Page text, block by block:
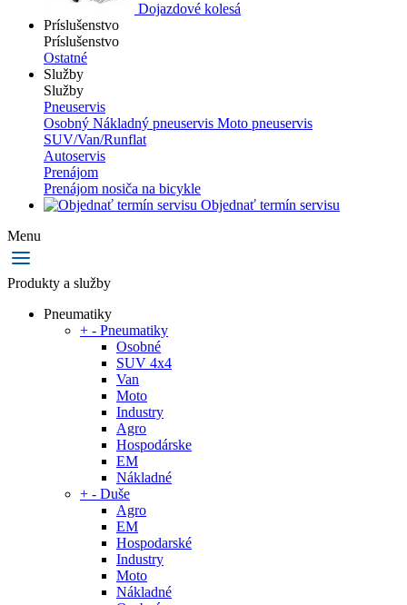
Dojazdové kolesá
Príslušenstvo
Príslušenstvo
Ostatné
Služby
Služby
Pneuservis
Osobný Nákladný pneuservis Moto pneuservis
SUV/Van/Runflat
Autoservis
Prenájom
Prenájom nosiča na bicykle
Objednať termín servisu
Menu
Produkty a služby
Pneumatiky
+ - Pneumatiky
Osobné
SUV 4x4
Van
Moto
Industry
Agro
Hospodárske
EM
Nákladné
+ - Duše
Agro
EM
Hospodarské
Industry
Moto
Nákladné